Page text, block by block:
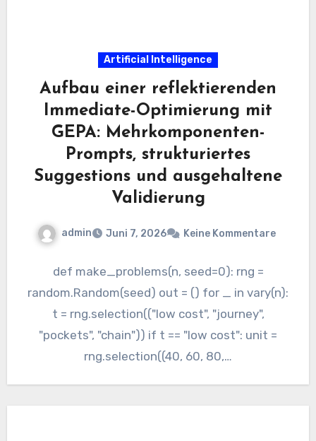
Artificial Intelligence
Aufbau einer reflektierenden
Immediate-Optimierung mit
GEPA: Mehrkomponenten-
Prompts, strukturiertes
Suggestions und ausgehaltene
Validierung
admin Juni 7, 2026 Keine Kommentare
def make_problems(n, seed=0): rng =
random.Random(seed) out = () for _ in vary(n):
t = rng.selection(("low cost", "journey",
"pockets", "chain")) if t == "low cost": unit =
rng.selection((40, 60, 80,…